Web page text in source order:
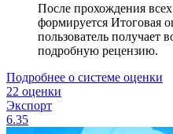
После прохождения
формируется Итоговая
пользователь получает
подробную рецензию.
Подробнее о системе оценки
22 оценки
Экспорт
6.35